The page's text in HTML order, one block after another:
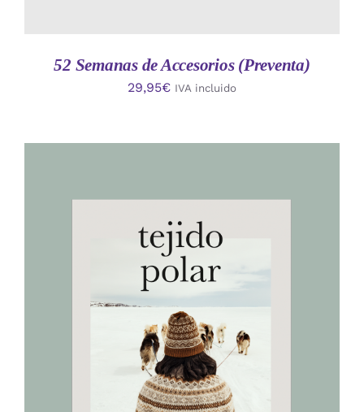
52 Semanas de Accesorios (Preventa)
29,95€ IVA incluido
AÑADIR AL CARRITO
/